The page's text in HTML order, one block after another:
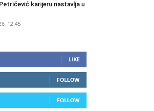
karijeru nastavlja u
12:45
LIKE
FOLLOW
FOLLOW